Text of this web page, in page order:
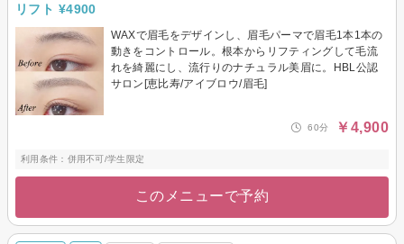
リフト ¥4900
WAXで眉毛をデザインし、眉毛パーマで眉毛1本1本の
動きをコントロール。根本からリフティングして毛流
れを綺麗にし、流行りのナチュラル美眉に。HBL公認
サロン[恵比寿/アイブロウ/眉毛]
60分 ￥4,900
利用条件：併用不可/学生限定
このメニューで予約